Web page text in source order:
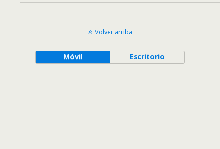
Volver arriba
Móvil Escritorio